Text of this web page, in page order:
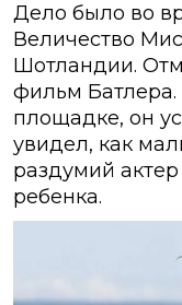
Дело было во
Величество
Шотландии.
фильм Батлера.
площадке, он
увидел, как
раздумий
ребенка.